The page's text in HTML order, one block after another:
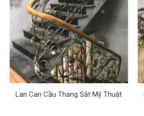
Lan Can Cầu Thang Sắt Mỹ Thuật